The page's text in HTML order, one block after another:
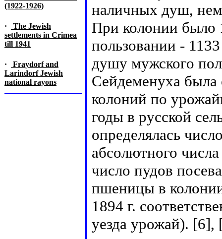
(1922-1926)
·
The Jewish
settlements in Crimea
till 1941
·
Fraydorf and
Larindorf Jewish
national rayons
наличных душ,
При колонии было
пользовании -
душу мужского
Сейдеменуха была
колоний по
годы в русской
определялась
абсолютного
число пудов
пшеницы в
1894 г.
уезда урожай). [6],